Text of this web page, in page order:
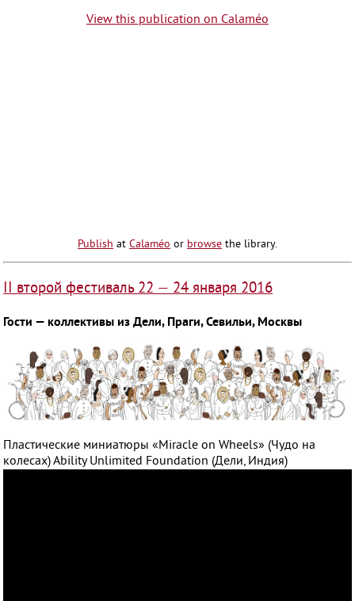
View this publication on Calaméo
Publish at Calaméo or browse the library.
II второй фестиваль 22 — 24 января 2016
Гости — коллективы из Дели, Праги, Севильи, Москвы
Пластические миниатюры «Miracle on Wheels» (Чудо на
колесах) Ability Unlimited Foundation (Дели, Индия)